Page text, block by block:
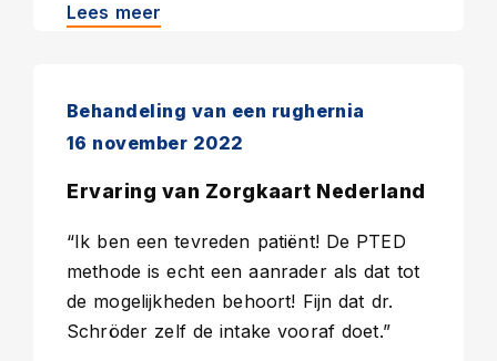
Lees meer
Behandeling van een rughernia
16 november 2022
Ervaring van Zorgkaart Nederland
“Ik ben een tevreden patiënt! De PTED
methode is echt een aanrader als dat tot
de mogelijkheden behoort! Fijn dat dr.
Schröder zelf de intake vooraf doet.”